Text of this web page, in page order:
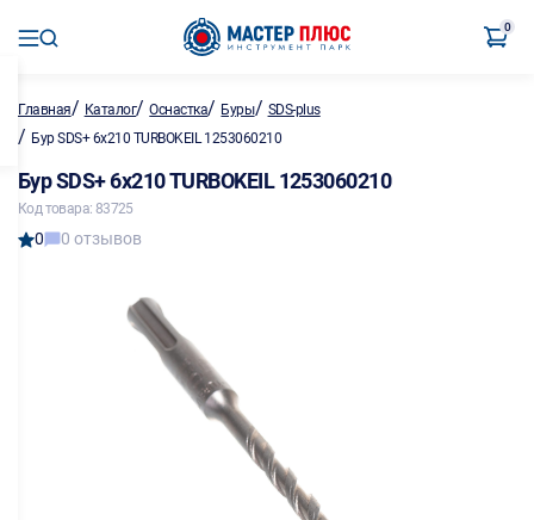
0
Главная/ Каталог/Оснастка/ Буры/ SDS-plus
/ Бур SDS+ 6х210 TURBOKEIL 1253060210
Бур SDS+ 6х210 TURBOKEIL 1253060210
Код товара: 83725
0 0 отзывов